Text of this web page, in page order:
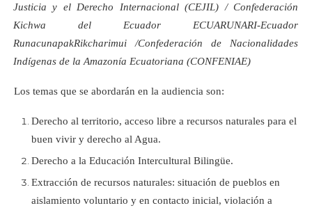
Justicia y el Derecho Internacional (CEJIL) / Confederación
Kichwa del Ecuador ECUARUNARI-Ecuador
RunacunapakRikcharimui /Confederación de Nacionalidades
Indígenas de la Amazonía Ecuatoriana (CONFENIAE)
Los temas que se abordarán en la audiencia son:
Derecho al territorio, acceso libre a recursos naturales para el
buen vivir y derecho al Agua.
Derecho a la Educación Intercultural Bilingüe.
Extracción de recursos naturales: situación de pueblos en
aislamiento voluntario y en contacto inicial, violación a